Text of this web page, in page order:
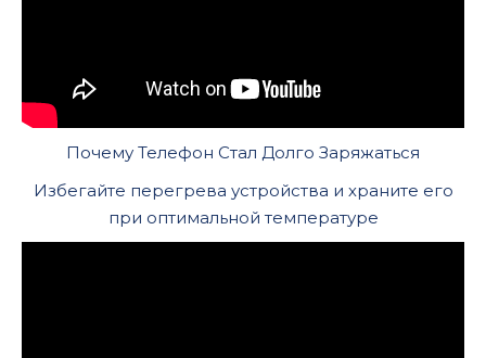
Почему Телефон Стал Долго Заряжаться
Избегайте перегрева устройства и храните его
при оптимальной температуре